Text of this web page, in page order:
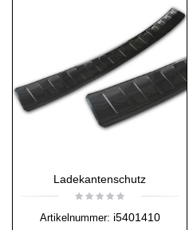
Ladekantenschutz
Artikelnummer: i5401410